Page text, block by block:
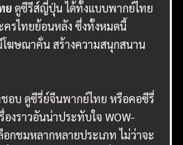
ยดูซีรีส์ญี่ปุ่น ได้ทั้งแบบพากย์ไทย
ครไทยย้อนหลัง ซึ่งทั้งหมดนี้
โฆษณาคั่น สร้างความสนุกสนาน
ชอบดูซีรี่ย์จีนพากย์ไทย หรือคอซีรี่
งราวอันน่าประทับใจ WOW-
อกชมหลากหลายประเภท ไม่ว่าจะ